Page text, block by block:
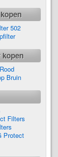
502
Bruin
Filters
Protect